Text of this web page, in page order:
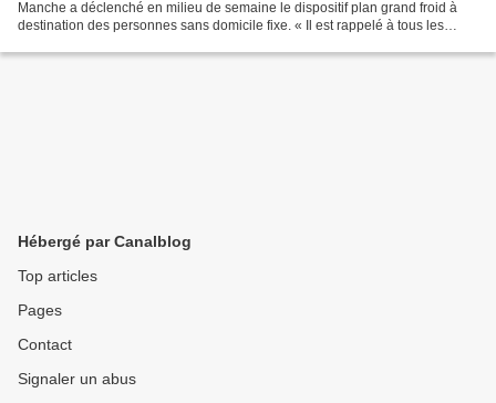
Manche a déclenché en milieu de semaine le dispositif plan grand froid à
destination des personnes sans domicile fixe. « Il est rappelé à tous les
Hébergé par Canalblog
Top articles
Pages
Contact
Signaler un abus